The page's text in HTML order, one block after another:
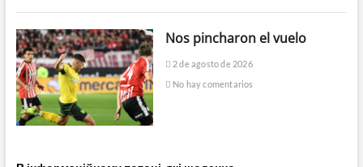
Nos pincharon el vuelo
2 de agosto de 2026
No hay comentarios